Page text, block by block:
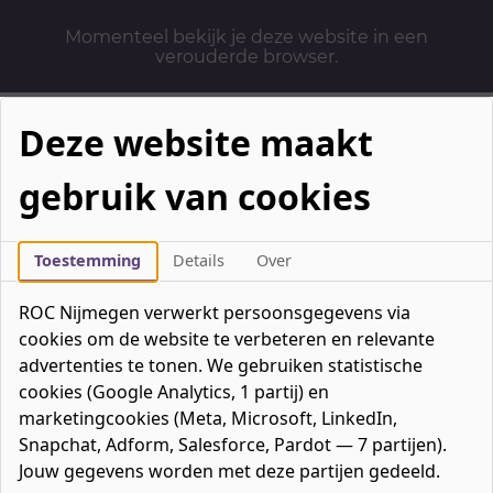
Momenteel bekijk je deze website in een
verouderde browser.
Mbo-opleidingen
Werken & Leren
Mavo / havo / vwo
Contact
Over ons
Bedrijven
Favorieten0favorieten
Mijn ROC
Zoeken
Deze website maakt
gebruik van cookies
Toestemming Details Over
ROC Nijmegen verwerkt persoonsgegevens via
cookies om de website te verbeteren en relevante
advertenties te tonen. We gebruiken statistische
cookies (Google Analytics, 1 partij) en
marketingcookies (Meta, Microsoft, LinkedIn,
Snapchat, Adform, Salesforce, Pardot — 7 partijen).
Jouw gegevens worden met deze partijen gedeeld.